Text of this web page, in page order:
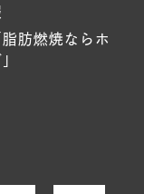
肪燃焼ならホ